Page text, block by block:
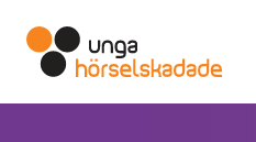
main
content